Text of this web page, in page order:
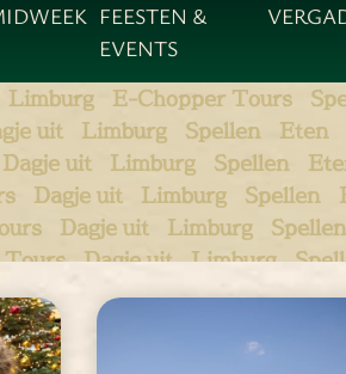
FEESTEN &
EVENTS
Limburg E-Chopper Tours
uit Limburg Spellen Eten
Dagje uit Limburg Spellen
Dagje uit Limburg Spellen
Dagje uit Limburg Spellen
Dagje uit Limburg
Tours Dagje uit Limburg
Tours
Tours Limburg